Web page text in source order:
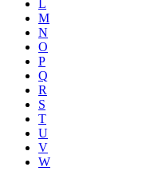
L
M
N
O
P
Q
R
S
T
U
V
W